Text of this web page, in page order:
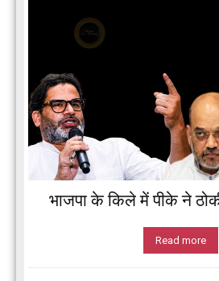
भाजपा के किले में पीके ने
Read more